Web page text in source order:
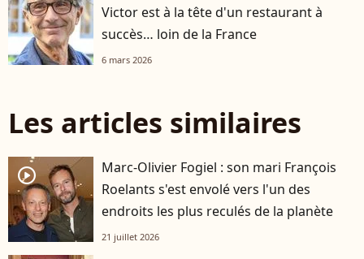
Victor est à la tête d'un restaurant à
succès… loin de la France
6 mars 2026
Les articles similaires
player2
Marc-Olivier Fogiel : son mari François
Roelants s'est envolé vers l'un des
endroits les plus reculés de la planète
21 juillet 2026